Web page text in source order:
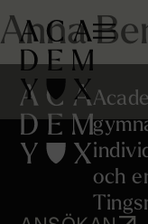
Anna
och